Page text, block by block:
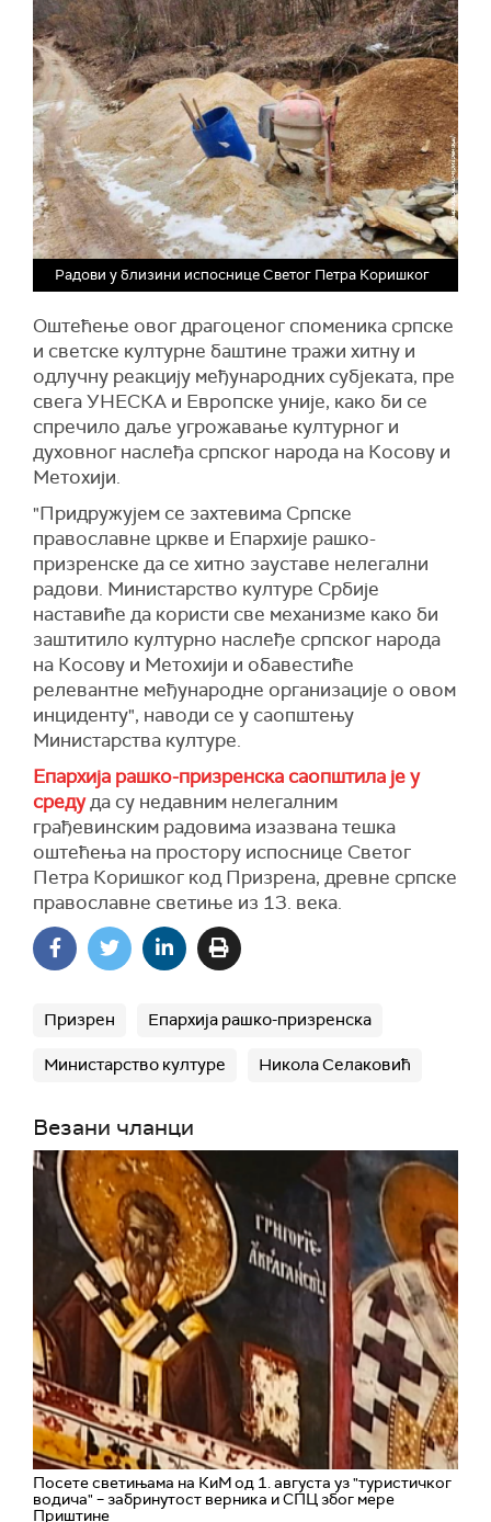
Радови у близини испоснице Светог Петра Коришког
Оштећење овог драгоценог споменика српске
и светске културне баштине тражи хитну и
одлучну реакцију међународних субјеката, пре
свега УНЕСКА и Европске уније, како би се
спречило даље угрожавање културног и
духовног наслеђа српског народа на Косову и
Метохији.
"Придружујем се захтевима Српске
православне цркве и Епархије рашко-
призренске да се хитно зауставе нелегални
радови. Министарство културе Србије
наставиће да користи све механизме како би
заштитило културно наслеђе српског народа
на Косову и Метохији и обавестиће
релевантне међународне организације о овом
инциденту", наводи се у саопштењу
Министарства културе.
Епархија рашко-призренска саопштила је у
средуда су недавним нелегалним
грађевинским радовима изазвана тешка
оштећења на простору испоснице Светог
Петра Коришког код Призрена, древне српске
православне светиње из 13. века.
Призрен Епархија рашко-призренска
Министарство културе Никола Селаковић
Везани чланци
Посете светињама на КиМ од 1. августа уз "туристичког
водича" – забринутост верника и СПЦ због мере
Приштине